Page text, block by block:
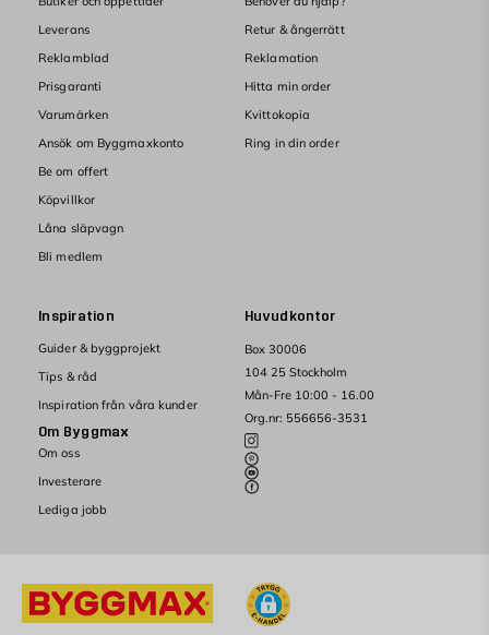
Huvudkontor
Box 30006
104 25 Stockholm
Mån-Fre 10:00 - 16.00
Org.nr: 556656-3531
Leverans
Reklamblad
Prisgaranti
Varumärken
Ansök om Byggmaxkonto
Be om offert
Köpvillkor
Låna släpvagn
Bli medlem
Retur & ångerrätt
Reklamation
Hitta min order
Kvittokopia
Ring in din order
Inspiration
Guider & byggprojekt
Tips & råd
Inspiration från våra kunder
Om Byggmax
Om oss
Investerare
Lediga jobb